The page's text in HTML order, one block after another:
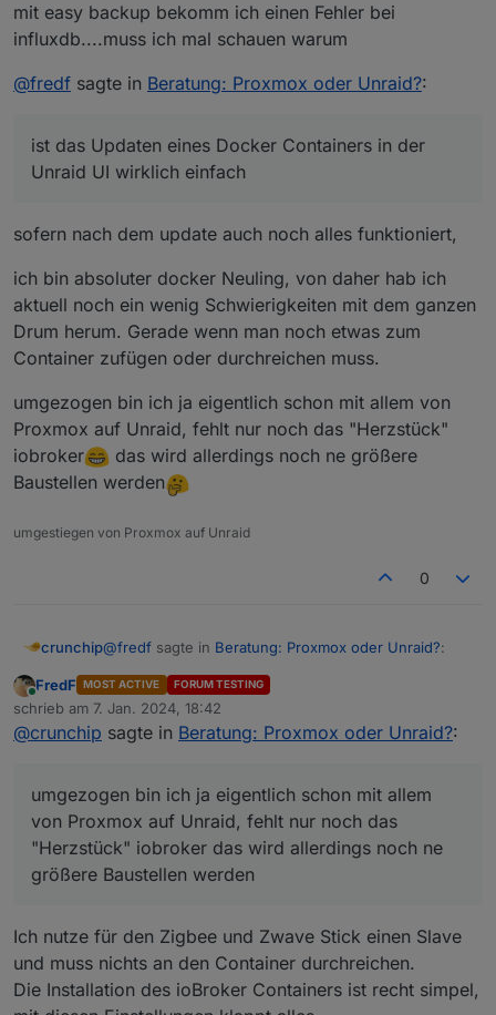
mit easy backup bekomm ich einen Fehler bei
influxdb....muss ich mal schauen warum
@fredf sagte in Beratung: Proxmox oder Unraid?:
ist das Updaten eines Docker Containers in der
Unraid UI wirklich einfach
sofern nach dem update auch noch alles funktioniert,
ich bin absoluter docker Neuling, von daher hab ich
aktuell noch ein wenig Schwierigkeiten mit dem ganzen
Drum herum. Gerade wenn man noch etwas zum
Container zufügen oder durchreichen muss.
umgezogen bin ich ja eigentlich schon mit allem von
Proxmox auf Unraid, fehlt nur noch das "Herzstück"
iobroker
das wird allerdings noch ne größere
Baustellen werden
umgestiegen von Proxmox auf Unraid
0
crunchip@fredf sagte in Beratung: Proxmox oder Unraid?:
Naja, man kann ja die Platten zuordnen.
allerdings bin ich bei mir am suchen warum jede
Stunde die Platten wieder starten, spindown 15min,
manchmal bleiben sie auch mehrere Stunden down
@fredfsagte in Beratung: Proxmox oder Unraid?
Und Backup gibt es natürlich auch
backups mache, aktuell hab ich das backup user
script laufen,
backup/restore appdata, sowie easy backup hab ich
zwar mal benutzt aber irgendwie noch nicht
@fredf sagte in Beratung: Proxmox oder Unraid?
Online
FredF MOST ACTIVE FORUM TESTING
schrieb am 7. Jan. 2024, 18:42
zuletzt editiert von
@crunchip sagte in Beratung: Proxmox oder Unraid?:
umgezogen bin ich ja eigentlich schon mit allem
von Proxmox auf Unraid, fehlt nur noch das
"Herzstück" iobroker das wird allerdings noch ne
größere Baustellen werden
Ich nutze für den Zigbee und Zwave Stick einen Slave
und muss nichts an den Container durchreichen.
Die Installation des ioBroker Containers ist recht simpel,